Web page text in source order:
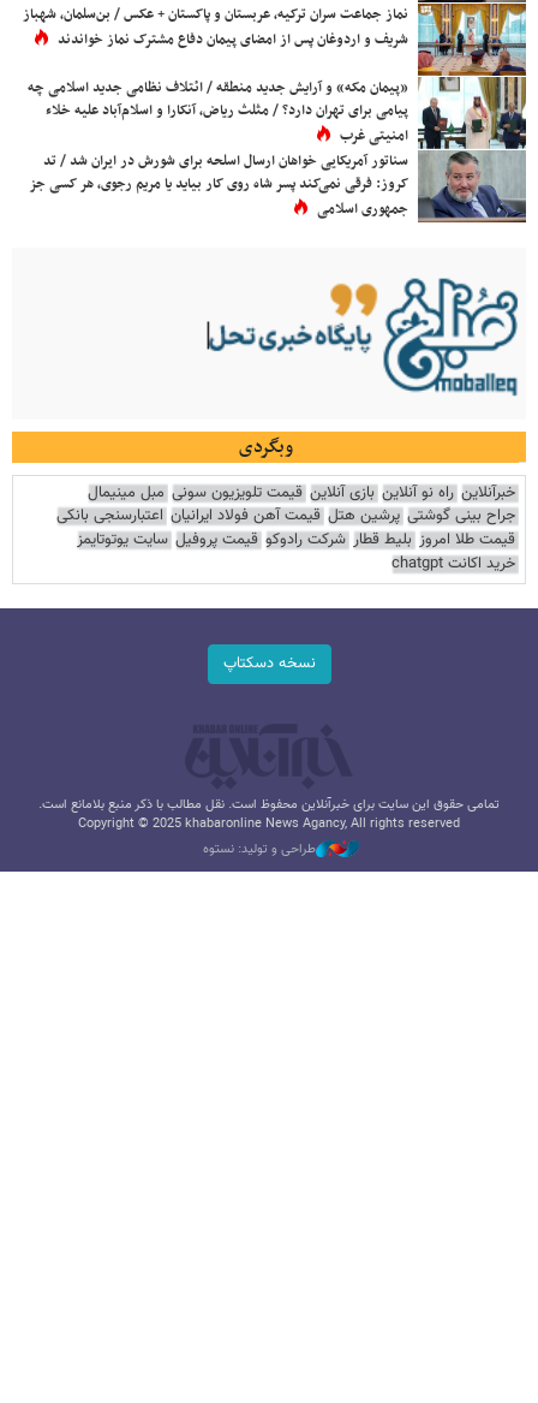
نماز جماعت سران ترکیه، عربستان و پاکستان + عکس / بن‌سلمان، شهباز
شریف و اردوغان پس از امضای پیمان دفاع مشترک نماز خواندند
«پیمان مکه» و آرایش جدید منطقه / ائتلاف نظامی جدید اسلامی چه
پیامی برای تهران دارد؟ / مثلث ریاض، آنکارا و اسلام‌آباد علیه خلاء
امنیتی غرب
سناتور آمریکایی خواهان ارسال اسلحه برای شورش در ایران شد / تد
کروز: فرقی نمی‌کند پسر شاه روی کار بیاید یا مریم رجوی، هر کسی جز
جمهوری اسلامی
وبگردی
خبرآنلاین راه نو آنلاین بازی آنلاین قیمت تلویزیون سونی مبل مینیمال
جراح بینی گوشتی پرشین هتل قیمت آهن فولاد ایرانیان اعتبارسنجی بانکی
قیمت طلا امروز بلیط قطار شرکت رادوکو قیمت پروفیل سایت یوتوتایمز
خرید اکانت chatgpt
نسخه دسکتاپ
تمامی حقوق این سایت برای خبرآنلاین محفوظ است. نقل مطالب با ذکر منبع بلامانع است.
Copyright © 2025 khabaronline News Agancy, All rights reserved
طراحی و تولید: نستوه